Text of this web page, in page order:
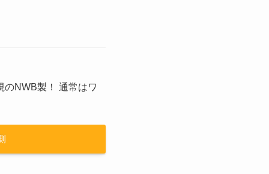
のNWB製！ 通常はワ